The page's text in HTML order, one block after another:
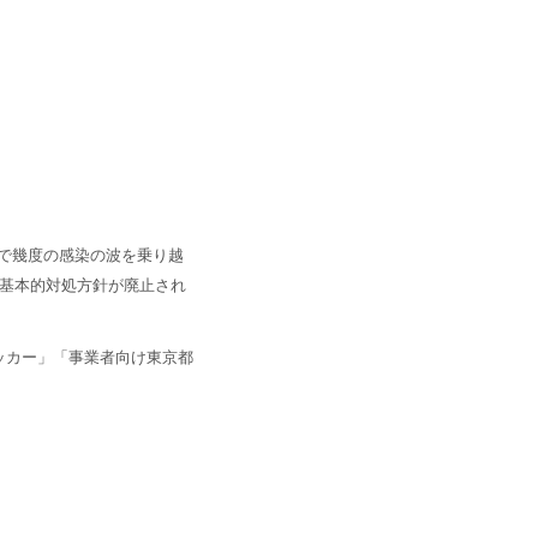
幾度の感染の波を乗り越
本的対処方針が廃止され
ー」「事業者向け東京都